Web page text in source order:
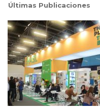
Últimas Publicaciones